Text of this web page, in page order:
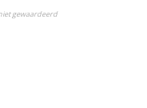
gewaardeerd